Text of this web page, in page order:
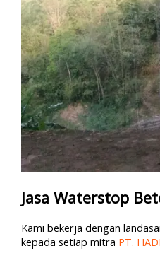
Jasa Waterstop
Kami bekerja dengan
kepada setiap mitra PT.